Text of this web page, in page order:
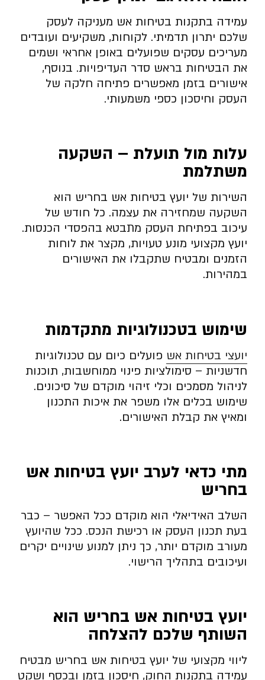
עמידה בתקנות בטיחות אש מעניקה לעסק
שלכם יתרון תדמיתי. לקוחות, משקיעים ועובדים
מעריכים עסקים שפועלים באופן אחראי ושמים
את הבטיחות בראש סדר העדיפויות. בנוסף,
אישורים בזמן מאפשרים פתיחה חלקה של
העסק וחיסכון כספי משמעותי.
עלות מול תועלת – השקעה
משתלמת
השירות של יועץ בטיחות אש בחריש הוא
השקעה שמחזירה את עצמה. כל חודש של
עיכוב בפתיחת העסק מתבטא בהפסדי הכנסות.
יועץ מקצועי מונע טעויות, מקצר את לוחות
הזמנים ומבטיח שתקבלו את האישורים
במהירות.
שימוש בטכנולוגיות מתקדמות
יועצי בטיחות אש פועלים כיום עם טכנולוגיות
חדשניות – סימולציות פינוי ממוחשבות, תוכנות
לניהול מסמכים וכלי זיהוי מוקדם של סיכונים.
שימוש בכלים אלו משפר את איכות התכנון
ומאיץ את קבלת האישורים.
מתי כדאי לערב יועץ בטיחות אש
בחריש
השלב האידיאלי הוא מוקדם ככל האפשר – כבר
בעת תכנון העסק או רכישת הנכס. ככל שהיועץ
מעורב מוקדם יותר, כך ניתן למנוע שינויים יקרים
ועיכובים בתהליך הרישוי.
יועץ בטיחות אש בחריש הוא
השותף שלכם להצלחה
ליווי מקצועי של יועץ בטיחות אש בחריש מבטיח
עמידה בתקנות החוק, חיסכון בזמן ובכסף ושקט